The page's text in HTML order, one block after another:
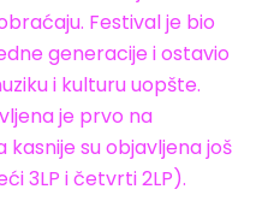
Festival je bio
generacije i ostavio
i kulturu uopšte.
je prvo na
su objavljena još
3LP i četvrti 2LP).